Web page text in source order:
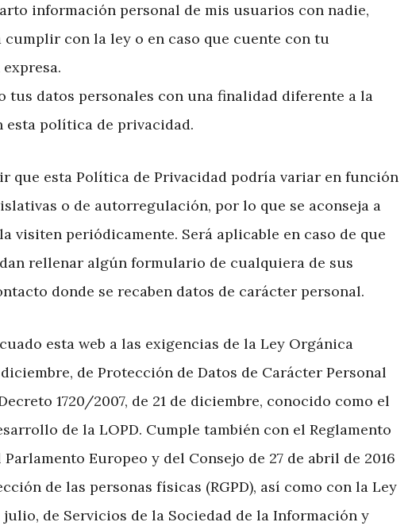
información personal de mis usuarios con nadie,
cumplir con la ley o en caso que cuente con tu
tus datos personales con una finalidad diferente a la
esta política de privacidad.
que esta Política de Privacidad podría variar en función
o de autorregulación, por lo que se aconseja a
visiten periódicamente. Será aplicable en caso de que
rellenar algún formulario de cualquiera de sus
donde se recaben datos de carácter personal.
esta web a las exigencias de la Ley Orgánica
diciembre, de Protección de Datos de Carácter Personal
1720/2007, de 21 de diciembre, conocido como el
de la LOPD. Cumple también con el Reglamento
Parlamento Europeo y del Consejo de 27 de abril de 2016
de las personas físicas (RGPD), así como con la Ley
julio, de Servicios de la Sociedad de la Información y